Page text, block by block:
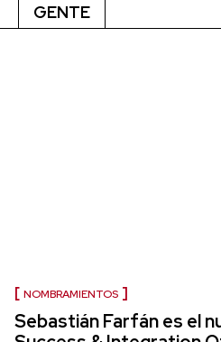
GENTE
NOMBRAMIENTOS
Sebastián Farfán es el